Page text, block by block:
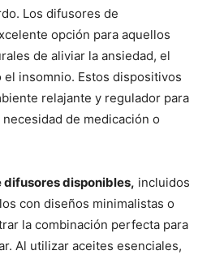
Los difusores de
opción para aquellos
de aliviar la ansiedad, el
insomnio. Estos dispositivos
relajante y regulador para
de medicación o
disponibles, incluidos
con diseños minimalistas o
la combinación perfecta para
Al utilizar aceites esenciales,